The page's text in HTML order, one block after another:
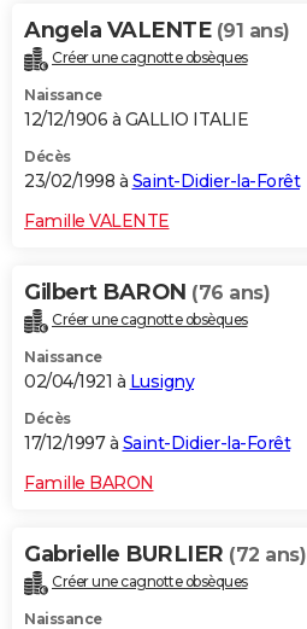
Angela VALENTE (91 ans)
Créer une cagnotte obsèques
Naissance
12/12/1906 à GALLIO ITALIE
Décès
23/02/1998 à Saint-Didier-la-Forêt
Famille VALENTE
Gilbert BARON (76 ans)
Créer une cagnotte obsèques
Naissance
02/04/1921 à Lusigny
Décès
17/12/1997 à Saint-Didier-la-Forêt
Famille BARON
Gabrielle BURLIER (72 ans)
Créer une cagnotte obsèques
Naissance